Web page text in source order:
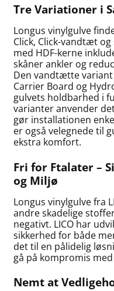
Tre Variationer i
Longus vinylgulve
Click, Click-vandtæt
med HDF-kerne
skåner ankler og
Den vandtætte
Carrier Board og
gulvets holdbarhed i
varianter anvender
gør installationen
er også velegnede til
ekstra komfort.
Fri for Ftalater –
og Miljø
Longus vinylgulve fra
andre skadelige
negativt. LICO har
sikkerhed for både
det til en pålidelig
gå på kompromis
Nemt at